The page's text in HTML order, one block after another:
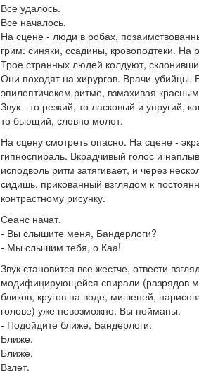
Все удалось.
Все началось.
На сцене - люди в робах,
грим: синяки, ссадины, кровоподтеки.
Трое странных людей колдуют,
Они походят на хирургов. Врачи-убийцы.
эпилептичеком ритме, взмахивая
Звук - то резкий, то ласковый и упругий,
то бьющий, словно молот.
На сцену смотреть опасно. На сцене -
гипноспираль. Вкрадчивый голос и
исподволь ритм затягивает, и через
сидишь, прикованный взглядом к
контрастному рисунку.
Сеанс начат.
- Вы слышите меня, Бандерлоги?
- Мы слышим тебя, о Каа!
Звук становится все жестче, отвести
модифицирующейся спирали (разрядов
бликов, кругов на воде, мишеней,
голове) уже невозможно. Вы пойманы.
- Подойдите ближе, Бандерлоги.
Ближе.
Ближе.
Взлет.